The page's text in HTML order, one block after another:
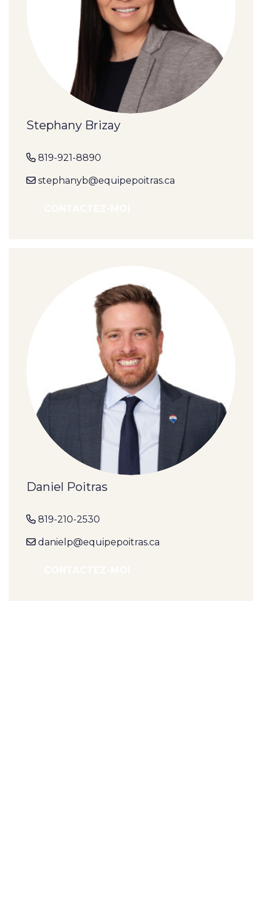
Stephany Brizay
819-921-8890
stephanyb@equipepoitras.ca
Daniel Poitras
819-210-2530
danielp@equipepoitras.ca